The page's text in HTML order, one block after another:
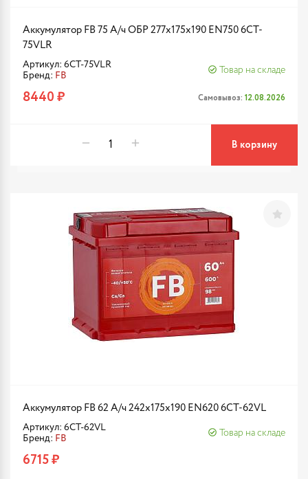
Аккумулятор FB 75 А/ч ОБР 277х175х190 EN750 6CT-
75VLR
Артикул: 6CT-75VLR
Бренд: FB
Товар на складе
8440 ₽ Самовывоз: 12.08.2026
В корзину
Аккумулятор FB 62 А/ч 242х175х190 EN620 6CT-62VL
Артикул: 6CT-62VL
Бренд: FB
Товар на складе
6715 ₽